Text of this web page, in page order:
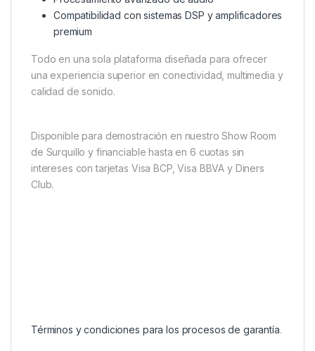
Compatibilidad con sistemas DSP y amplificadores
premium
Todo en una sola plataforma diseñada para ofrecer
una experiencia superior en conectividad, multimedia y
calidad de sonido.
Disponible para demostración en nuestro Show Room
de Surquillo y financiable hasta en 6 cuotas sin
intereses con tarjetas Visa BCP, Visa BBVA y Diners
Club.
Términos y condiciones para los procesos de garantía.